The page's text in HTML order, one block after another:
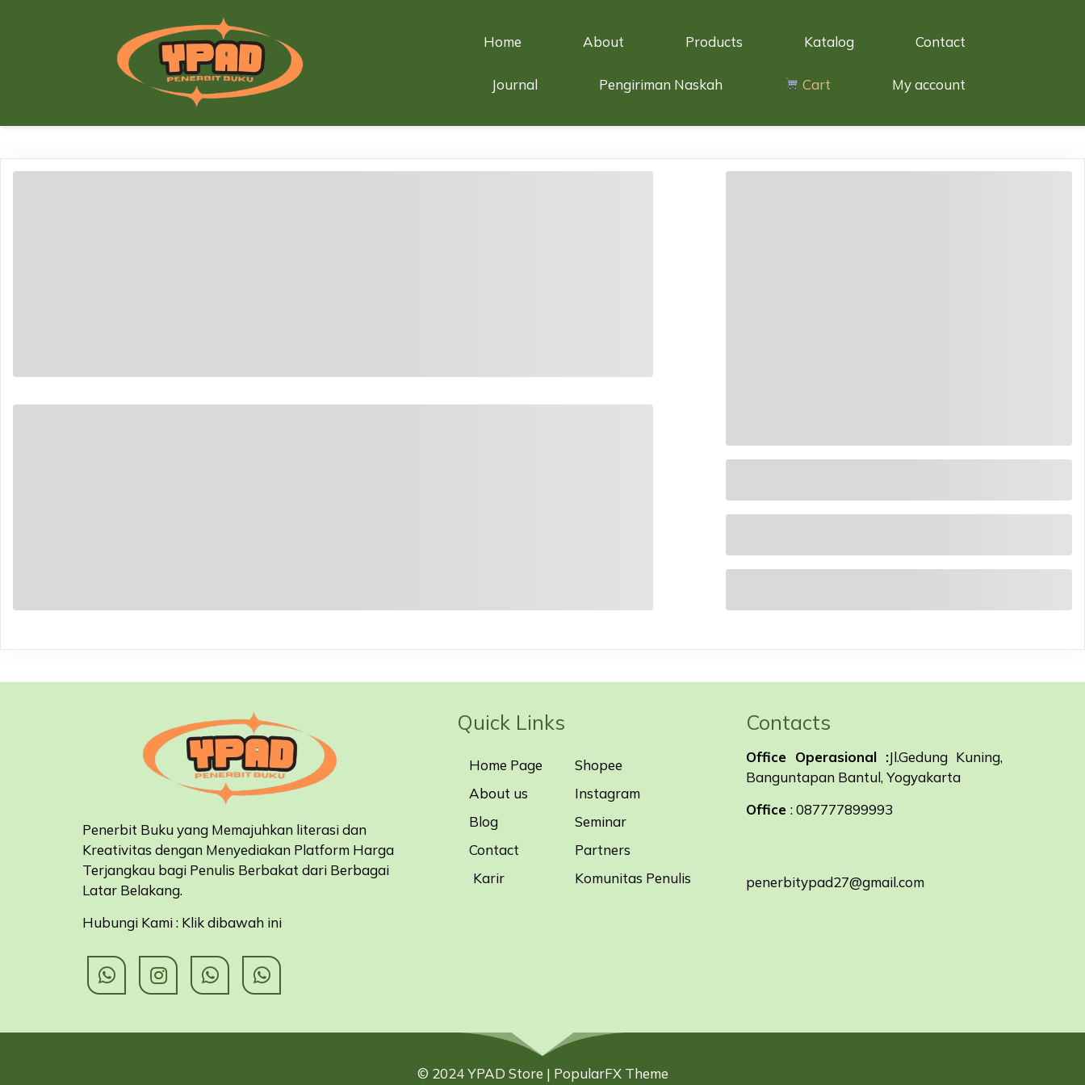
Home About Products Katalog Contact
Journal Pengiriman Naskah Cart My account
Penerbit Buku yang Memajuhkan literasi dan
Kreativitas dengan Menyediakan Platform Harga
Terjangkau bagi Penulis Berbakat dari Berbagai
Latar Belakang.
Hubungi Kami : Klik dibawah ini
Quick Links
Home Page
About us
Blog
Contact
Karir
Shopee
Instagram
Seminar
Partners
Komunitas Penulis
Contacts
Office Operasional :Jl.Gedung Kuning,
Banguntapan Bantul, Yogyakarta
Office: 087777899993
penerbitypad27@gmail.com
© 2024 YPAD Store | PopularFX Theme